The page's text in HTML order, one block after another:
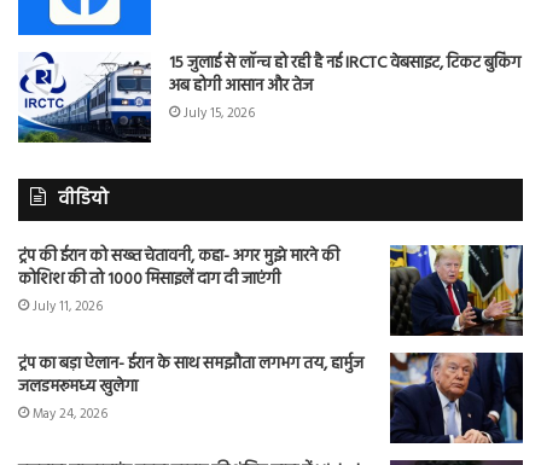
15 जुलाई से लॉन्च हो रही है नई IRCTC वेबसाइट, टिकट बुकिंग
अब होगी आसान और तेज
July 15, 2026
वीडियो
ट्रंप की ईरान को सख्त चेतावनी, कहा- अगर मुझे मारने की
कोशिश की तो 1000 मिसाइलें दाग दी जाएंगी
July 11, 2026
ट्रंप का बड़ा ऐलान- ईरान के साथ समझौता लगभग तय, हार्मुज
जलडमरूमध्य खुलेगा
May 24, 2026